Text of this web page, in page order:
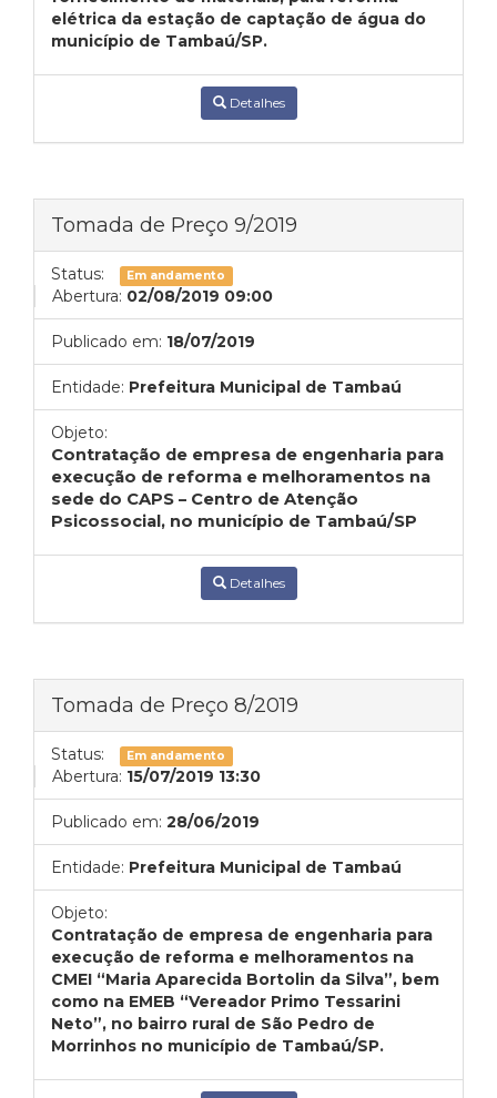
elétrica da estação de captação de água do
município de Tambaú/SP.
Detalhes
Tomada de Preço 9/2019
Status: Em andamento
Abertura: 02/08/2019 09:00
Publicado em: 18/07/2019
Entidade: Prefeitura Municipal de Tambaú
Objeto:
Contratação de empresa de engenharia para
execução de reforma e melhoramentos na
sede do CAPS – Centro de Atenção
Psicossocial, no município de Tambaú/SP
Detalhes
Tomada de Preço 8/2019
Status: Em andamento
Abertura: 15/07/2019 13:30
Publicado em: 28/06/2019
Entidade: Prefeitura Municipal de Tambaú
Objeto:
Contratação de empresa de engenharia para
execução de reforma e melhoramentos na
CMEI “Maria Aparecida Bortolin da Silva”, bem
como na EMEB “Vereador Primo Tessarini
Neto”, no bairro rural de São Pedro de
Morrinhos no município de Tambaú/SP.